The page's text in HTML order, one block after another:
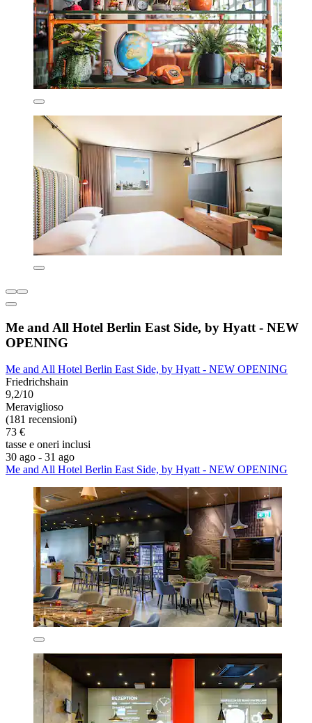
Me and All Hotel Berlin East Side, by Hyatt - NEW
OPENING
Me and All Hotel Berlin East Side, by Hyatt - NEW OPENING
Friedrichshain
9,2/10
Meraviglioso
(181 recensioni)
73 €
tasse e oneri inclusi
30 ago - 31 ago
Me and All Hotel Berlin East Side, by Hyatt - NEW OPENING